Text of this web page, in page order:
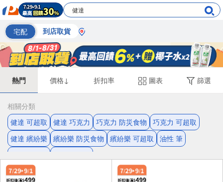
宅配 到店取貨
熱門 價格↓ 折扣率 圖表 篩選
相關分類
健達 可超取
健達 巧克力 巧克力 防災食物
巧克力 可超取
健達 繽紛樂
繽紛樂 防災食物 繽紛樂 可超取
油性 筆